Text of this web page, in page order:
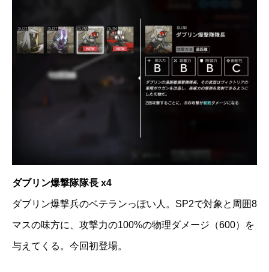
ダブリン爆撃隊隊長 x4
ダブリン爆撃兵のベテランっぽい人。SP2で対象と周囲8
マスの味方に、攻撃力の100%の物理ダメージ（600）を
与えてくる。今回初登場。